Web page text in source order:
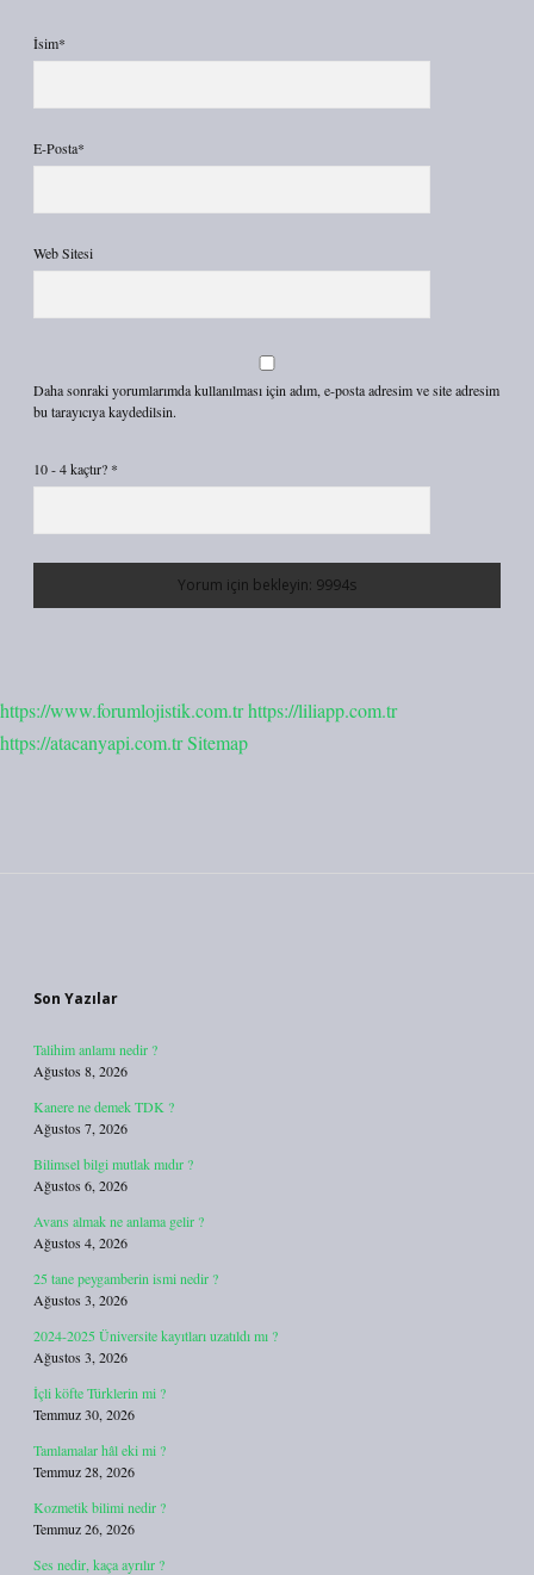
İsim*
E-Posta*
Web Sitesi
Daha sonraki yorumlarımda kullanılması için adım, e-posta adresim ve site adresim
bu tarayıcıya kaydedilsin.
10 - 4 kaçtır? *
https://www.forumlojistik.com.trhttps://liliapp.com.tr
https://atacanyapi.com.trSitemap
Son Yazılar
Talihim anlamı nedir ?
Ağustos 8, 2026
Kanere ne demek TDK ?
Ağustos 7, 2026
Bilimsel bilgi mutlak mıdır ?
Ağustos 6, 2026
Avans almak ne anlama gelir ?
Ağustos 4, 2026
25 tane peygamberin ismi nedir ?
Ağustos 3, 2026
2024-2025 Üniversite kayıtları uzatıldı mı ?
Ağustos 3, 2026
İçli köfte Türklerin mi ?
Temmuz 30, 2026
Tamlamalar hâl eki mi ?
Temmuz 28, 2026
Kozmetik bilimi nedir ?
Temmuz 26, 2026
Ses nedir, kaça ayrılır ?